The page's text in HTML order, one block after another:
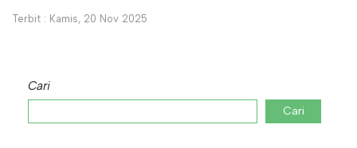
Terbit : Kamis, 20 Nov 2025
Cari
Cari